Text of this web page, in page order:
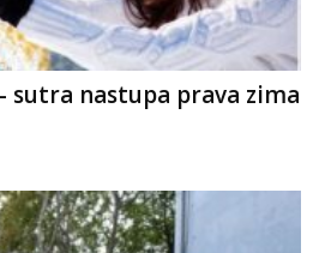
sutra nastupa prava zima